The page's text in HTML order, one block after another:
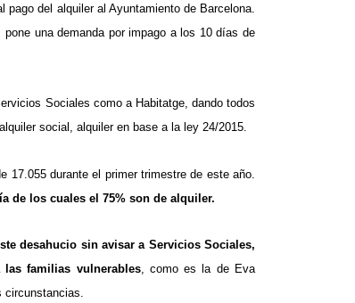
del alquiler al Ayuntamiento de Barcelona.
una demanda por impago a los 10 días de
Sociales como a Habitatge, dando todos
social, alquiler en base a la ley 24/2015.
17.055durante el primer trimestre de este año.
de los cuales el 75% son de alquiler.
desahucio sin avisar a Servicios Sociales,
familias vulnerables, como es la de Eva
circunstancias.